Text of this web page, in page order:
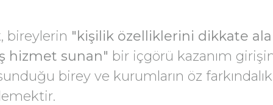
bireylerin "kişilik özelliklerini dikkate
hizmet sunan" bir içgörü kazanım
birey ve kurumların öz